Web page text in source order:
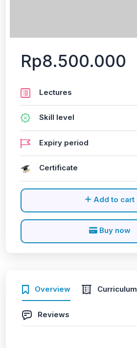
Overview Curriculum
Reviews
Rp8.500.000
Lectures
Skill level
Expiry period
Certificate
Add to cart
Buy now